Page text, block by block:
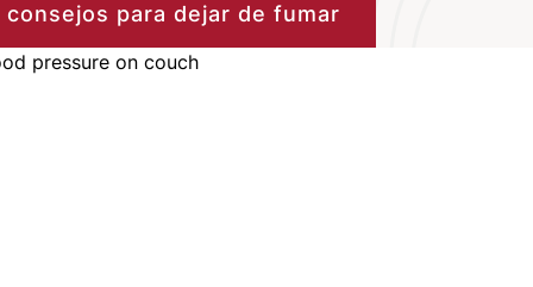
consejos para dejar de fumar